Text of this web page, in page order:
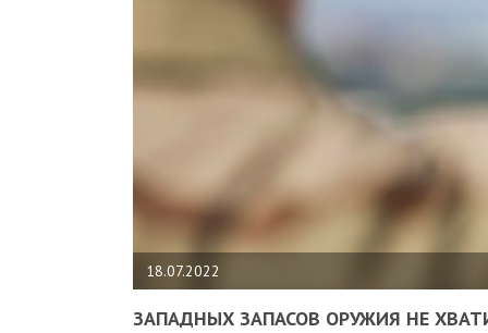
18.07.2022
ЗАПАДНЫХ ЗАПАСОВ ОРУЖИЯ НЕ